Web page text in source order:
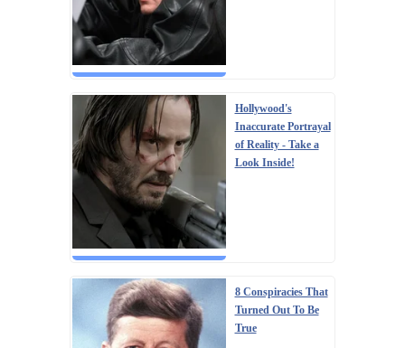
Hollywood's
Inaccurate Portrayal
of Reality - Take a
Look Inside!
8 Conspiracies That
Turned Out To Be
True